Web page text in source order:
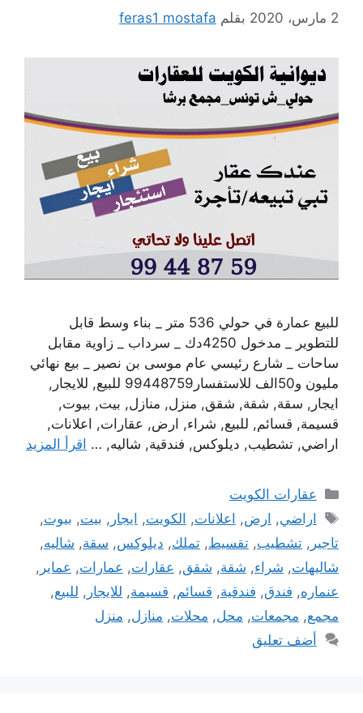
2 مارس، 2020 بقلم feras1 mostafa
للبيع عمارة في حولي 536 متر _ بناء وسط قابل
للتطوير _ مدخول 4250دك _ سرداب _ زاوية مقابل
ساحات _ شارع رئيسي عام موسى بن نصير _ بيع نهائي
مليون و50الف للاستفسار99448759 للبيع, للايجار,
ايجار, سقة, شقة, شقق, منزل, منازل, بيت, بيوت,
قسيمة, قسائم, للبيع, شراء, ارض, عقارات, اعلانات,
اراضي, تشطيب, ديلوكس, فندقية, شاليه, … اقرأ المزيد
التصنيفات
عقارات الكويت
الوسوم
اراضي, ارض, اعلانات, الكويت, ايجار , بيت, بيوت,
تاجير , تشطيب, تقسيط, تملك, ديلوكس, سقة, شاليه,
شاليهات, شراء, شقة, شقق, عقارات, عمارات, عماير ,
عنماره, فندق, فندقية, قسائم, قسيمة, للايجار , للبيع,
مجمع, مجمعات, محل, محلات, منازل, منزل
أضف تعليق